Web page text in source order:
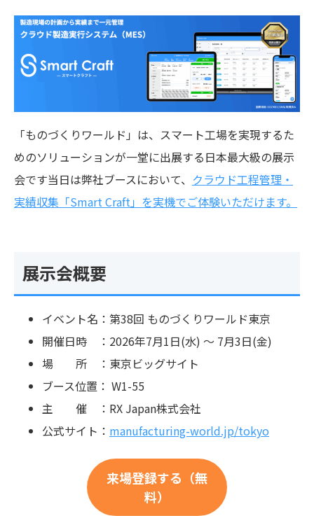
「ものづくりワールド」は、スマート工場を実現するた
めのソリューションが一堂に出展する日本最大級の展示
会です当日は弊社ブースにおいて、 クラウド工程管理・
実績収集「Smart Craft」を実機でご体験いただけます。
展示会概要
イベント名：第38回 ものづくりワールド東京
開催日時 ：2026年7月1日(水) 〜 7月3日(金)
場 所 ：東京ビッグサイト
ブース位置： W1-55
主 催 ：RX Japan株式会社
公式サイト： manufacturing-world.jp/tokyo
来場登録する（無
料）